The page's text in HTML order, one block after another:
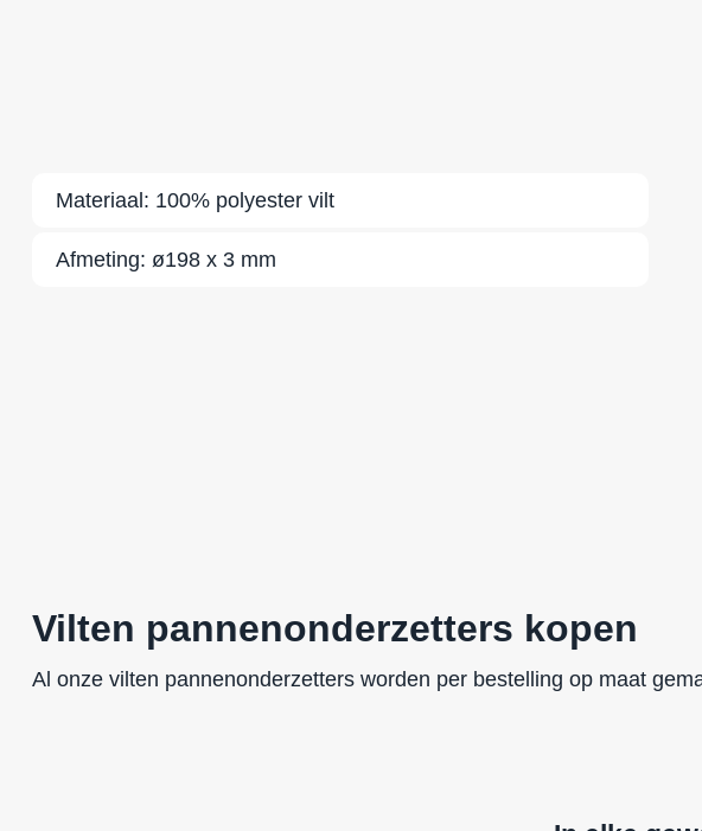
Materiaal: 100% polyester vilt
Afmeting: ø198 x 3 mm
Vilten pannenonderzetters kopen
Al onze vilten pannenonderzetters worden per bestelling op maat